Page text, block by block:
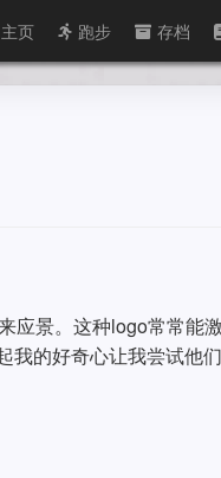
主页 跑步 存档
应景。这种logo常常能
我的好奇心让我尝试他